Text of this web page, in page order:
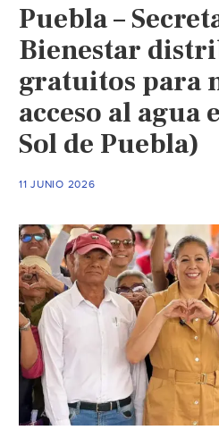
Puebla –
Bienestar
gratuitos para
acceso al agua
Sol de Puebla)
11 JUNIO 2026